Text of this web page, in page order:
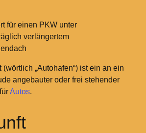
für einen PKW unter
verlängertem
(wörtlich „Autohafen“) ist ein an ein
angebauter oder frei stehender
fürAutos.